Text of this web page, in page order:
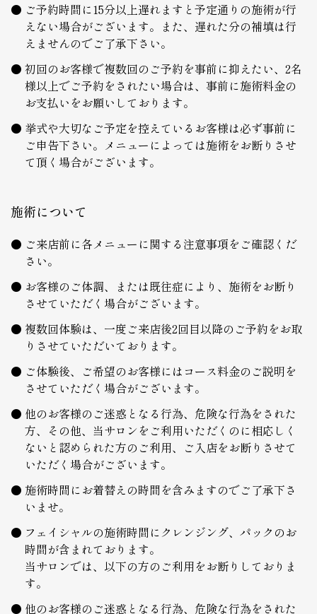
ご予約時間に15分以上遅れますと予定通りの施術が行
えない場合がございます。また、遅れた分の補填は行
えませんのでご了承下さい。
初回のお客様で複数回のご予約を事前に抑えたい、2名
様以上でご予約をされたい場合は、事前に施術料金の
お支払いをお願いしております。
挙式や大切なご予定を控えているお客様は必ず事前に
ご申告下さい。メニューによっては施術をお断りさせ
て頂く場合がございます。
施術について
ご来店前に各メニューに関する注意事項をご確認くだ
さい。
お客様のご体調、または既往症により、施術をお断り
させていただく場合がございます。
複数回体験は、一度ご来店後2回目以降のご予約をお取
りさせていただいております。
ご体験後、ご希望のお客様にはコース料金のご説明を
させていただく場合がございます。
他のお客様のご迷惑となる行為、危険な行為をされた
方、その他、当サロンをご利用いただくのに相応しく
ないと認められた方のご利用、ご入店をお断りさせて
いただく場合がございます。
施術時間にお着替えの時間を含みますのでご了承下さ
いませ。
フェイシャルの施術時間にクレンジング、パックのお
時間が含まれております。
当サロンでは、以下の方のご利用をお断りしておりま
す。
他のお客様のご迷惑となる行為、危険な行為をされた